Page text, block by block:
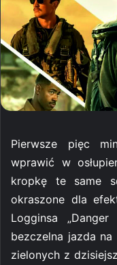
Pierwsze pięc
wprawić w
kropkę te same
okraszone dla
Logginsa
bezczelna jazda
zielonych z